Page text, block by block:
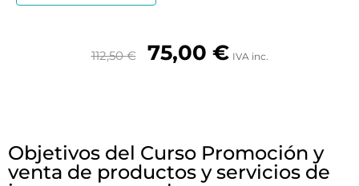
112,50€ 75,00 € IVA inc.
Objetivos del Curso Promoción y
venta de productos y servicios de